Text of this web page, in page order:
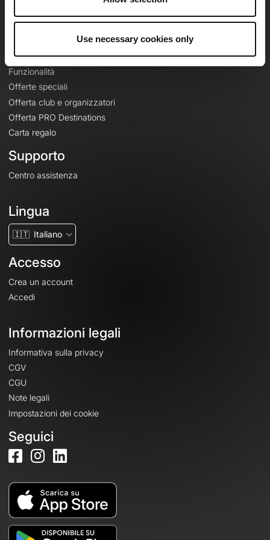
Use necessary cookies only
Le Mag'
Mappe di base topografiche
Funzionalità
Offerte speciali
Offerta club e organizzatori
Offerta PRO Destinations
Carta regalo
Supporto
Centro assistenza
Lingua
🇮🇹 Italiano
Accesso
Crea un account
Accedi
Informazioni legali
Informativa sulla privacy
CGV
CGU
Note legali
Impostazioni dei cookie
Seguici